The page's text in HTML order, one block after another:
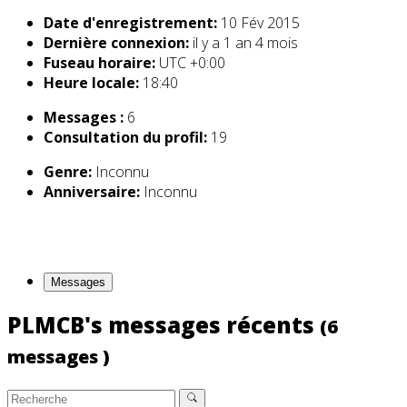
Date d'enregistrement: 10 Fév 2015
Dernière connexion: il y a 1 an 4 mois
Fuseau horaire: UTC +0:00
Heure locale: 18:40
Messages : 6
Consultation du profil: 19
Genre: Inconnu
Anniversaire: Inconnu
Messages
PLMCB's messages récents (6
messages )